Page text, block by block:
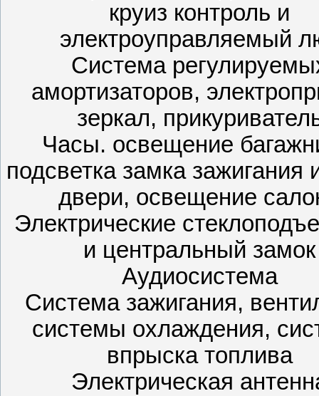
круиз контроль и
электроуправляемый
Система
амортизаторов,
зеркал,
Часы. освещение
подсветка замка зажигания
двери, освещение
Электрические
и центральный замок
Аудиосистема
Система зажигания,
системы охлаждения,
впрыска топлива
Электрическая